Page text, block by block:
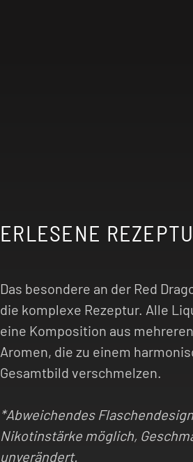
ERLESENE
Das besondere an der Red
die komplexe Rezeptur. Alle
eine Komposition aus
Aromen, die zu einem
Gesamtbild verschmelzen.
*Abweichendes
Nikotinstärke möglich,
unverändert.